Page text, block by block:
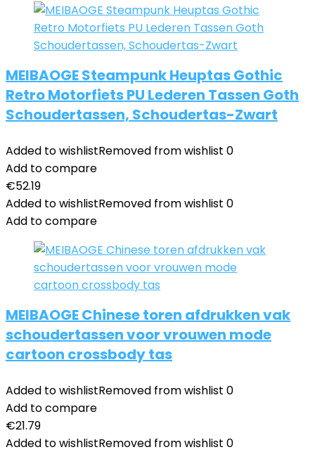
MEIBAOGE Steampunk Heuptas Gothic
Retro Motorfiets PU Lederen Tassen Goth
Schoudertassen, Schoudertas-Zwart
Added to wishlistRemoved from wishlist 0
Add to compare
€52.19
Added to wishlistRemoved from wishlist 0
Add to compare
MEIBAOGE Chinese toren afdrukken vak
schoudertassen voor vrouwen mode
cartoon crossbody tas
Added to wishlistRemoved from wishlist 0
Add to compare
€21.79
Added to wishlistRemoved from wishlist 0